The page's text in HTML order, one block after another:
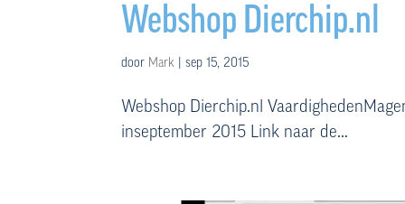
Webshop Dierchip.nl
door Mark |sep 15, 2015
Webshop Dierchip.nl
inseptember 2015 Link naar de...